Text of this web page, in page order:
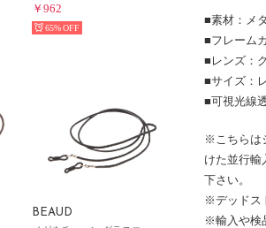
￥962
65%
BEAUD
■素材：メ
■フレーム
■レンズ：
■サイズ：
■可視光線
※こちらは
けた並行輸
下さい。
※デッドス
※輸入や検